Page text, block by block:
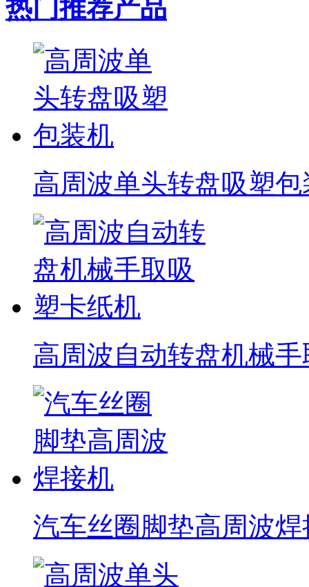
热门推荐产品
高周波单头转盘吸塑包
高周波自动转盘机械
汽车丝圈脚垫高周波焊